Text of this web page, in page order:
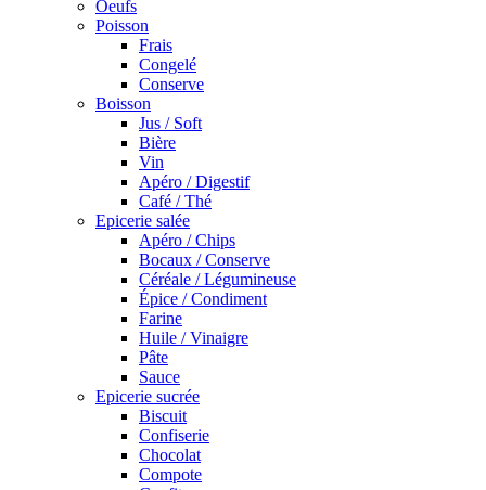
Oeufs
Poisson
Frais
Congelé
Conserve
Boisson
Jus / Soft
Bière
Vin
Apéro / Digestif
Café / Thé
Epicerie salée
Apéro / Chips
Bocaux / Conserve
Céréale / Légumineuse
Épice / Condiment
Farine
Huile / Vinaigre
Pâte
Sauce
Epicerie sucrée
Biscuit
Confiserie
Chocolat
Compote